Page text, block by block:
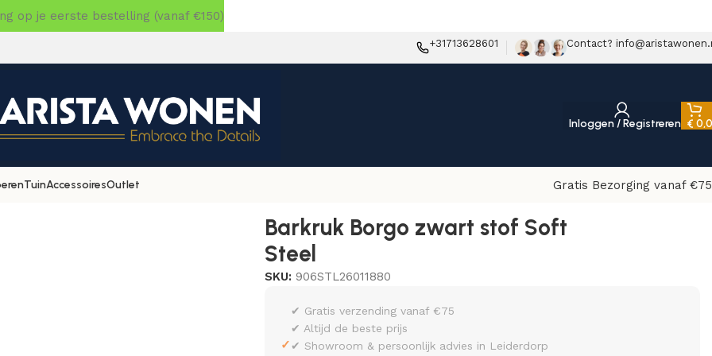
+31713628601 Contact?
Inloggen / Registreren €
TuinAccessoiresOutlet
Gratis Bezorging vanaf
Barkruk Borgo zwart stof Soft
Steel
SKU: 906STL26011880
✓
✔ Gratis verzending vanaf €75
✔ Altijd de beste prijs
✔ Showroom & persoonlijk advies in Leiderdorp
op je eerste bestelling (vanaf €150)